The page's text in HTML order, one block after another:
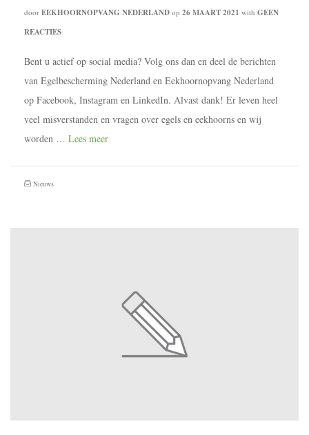
door EEKHOORNOPVANG NEDERLAND op 26 MAART 2021 with GEEN
REACTIES
Bent u actief op social media? Volg ons dan en deel de berichten
van Egelbescherming Nederland en Eekhoornopvang Nederland
op Facebook, Instagram en LinkedIn. Alvast dank! Er leven heel
veel misverstanden en vragen over egels en eekhoorns en wij
worden … Lees meer
Nieuws